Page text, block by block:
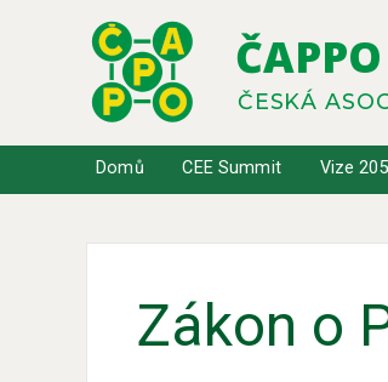
ČAPPO
ČESKÁ
Domů CEE Summit Vize
Zákon o